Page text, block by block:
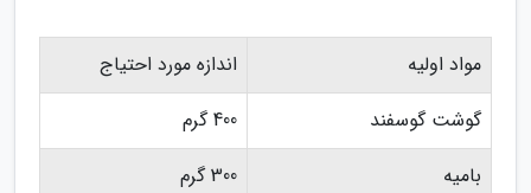
مواد اولیه
اندازه مورد احتیاج
گوشت گوسفند
400 گرم
بامیه
300 گرم